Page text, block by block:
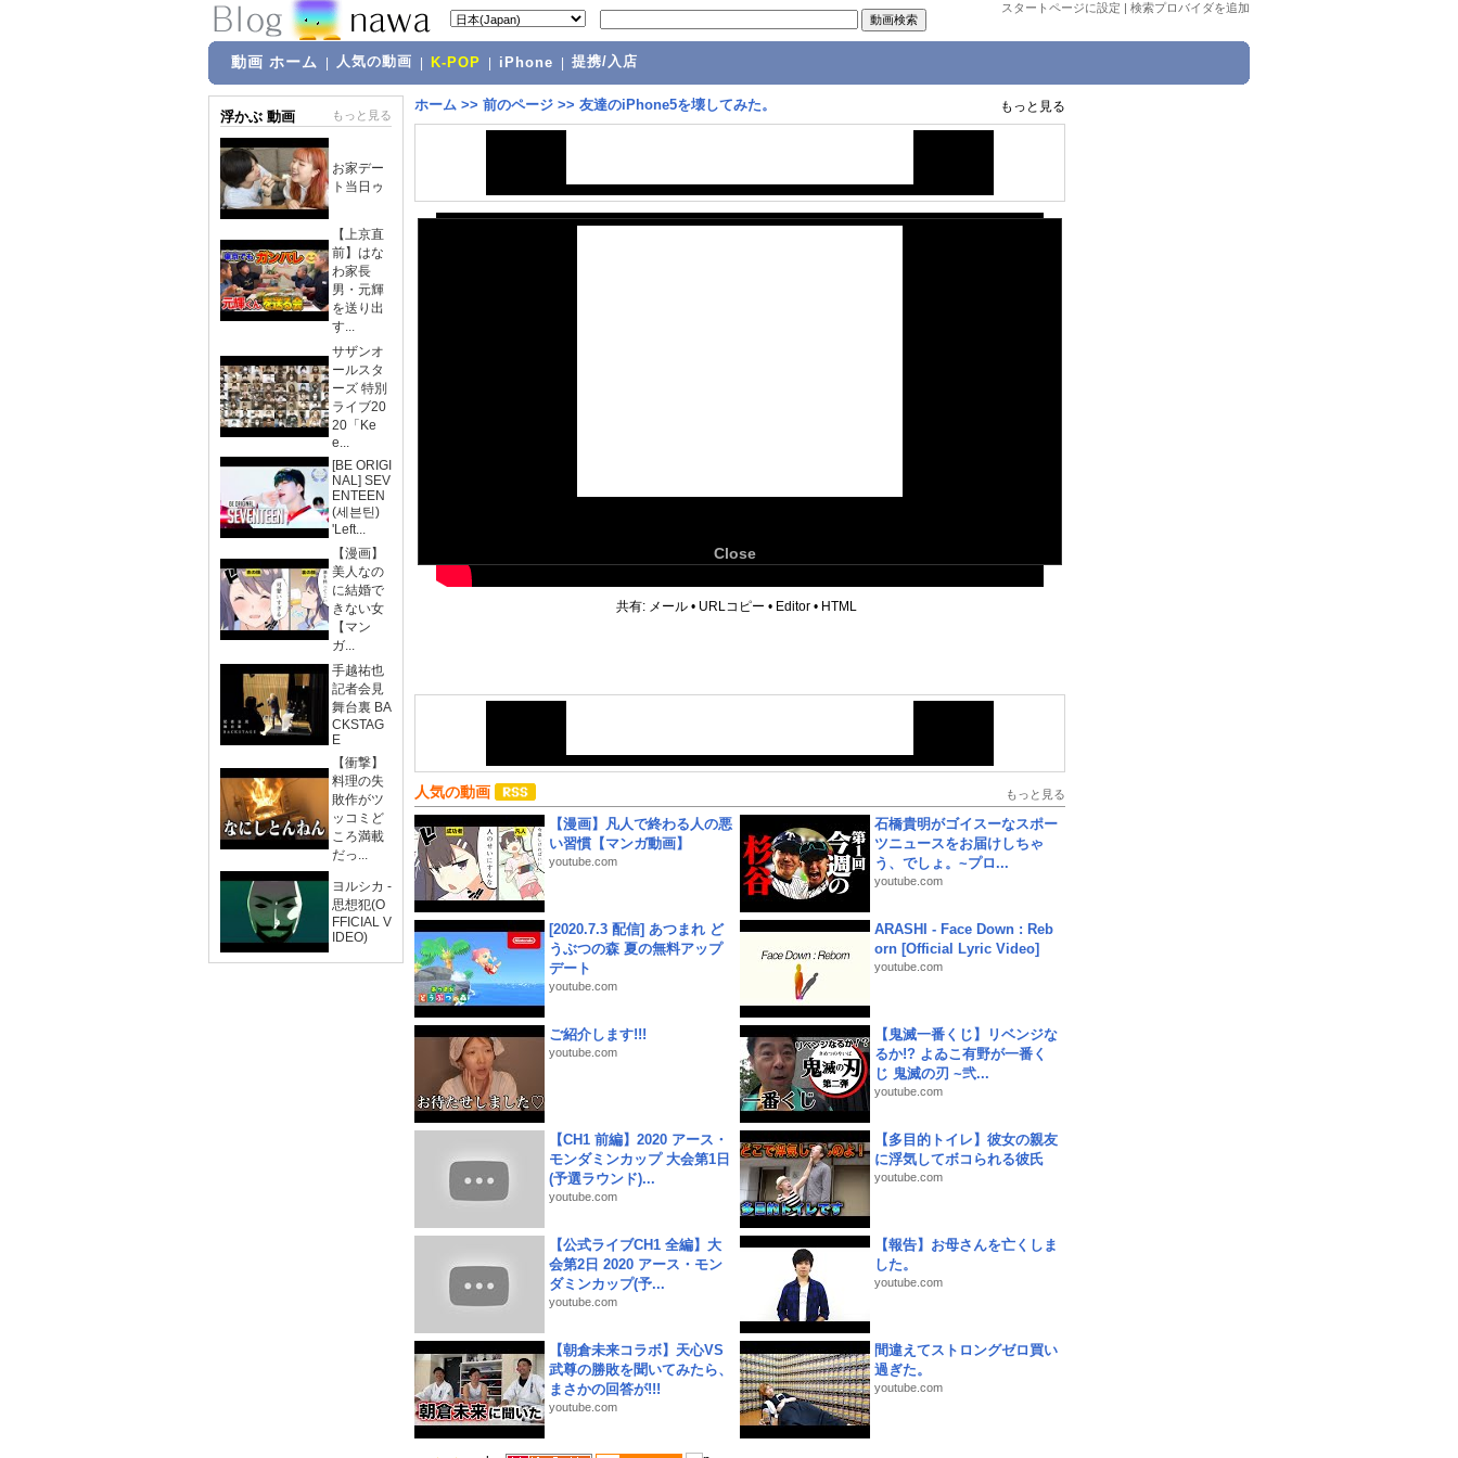
スタートページに設定 | 検索プロバイダを追加
動画 ホーム 人気の動画 K-POP iPhone 提携/入店
浮かぶ 動画 もっと見る
お家デー
ト当日ゥ
【上京直
前】はな
わ家長
男・元輝
を送り出
す...
サザンオ
ールスタ
ーズ 特別
ライブ20
20「Ke
e...
[BE ORIGI
NAL] SEV
ENTEEN
(세븐틴)
'Left...
【漫画】
美人なの
に結婚で
きない女
【マン
ガ...
手越祐也
記者会見
舞台裏 BA
CKSTAG
E
【衝撃】
料理の失
敗作がツ
ッコミど
ころ満載
だっ...
ヨルシカ -
思想犯(O
FFICIAL V
IDEO)
ホーム >> 前のページ >> 友達のiPhone5を壊してみた。 もっと見る
Close
共有: メール • URLコピー • Editor • HTML
人気の動画 もっと見る
【漫画】凡人で終わる人の悪
い習慣【マンガ動画】
youtube.com
石橋貴明がゴイスーなスポー
ツニュースをお届けしちゃ
う、でしょ。~プロ...
youtube.com
[2020.7.3 配信] あつまれ ど
うぶつの森 夏の無料アップ
デート
youtube.com
ARASHI - Face Down : Reb
orn [Official Lyric Video]
youtube.com
ご紹介します!!!
youtube.com
【鬼滅一番くじ】リベンジな
るか!? よゐこ有野が一番く
じ 鬼滅の刃 ~弐...
youtube.com
【CH1 前編】2020 アース・
モンダミンカップ 大会第1日
(予選ラウンド)...
youtube.com
【多目的トイレ】彼女の親友
に浮気してボコられる彼氏
youtube.com
【公式ライブCH1 全編】大
会第2日 2020 アース・モン
ダミンカップ(予...
youtube.com
【報告】お母さんを亡くしま
した。
youtube.com
【朝倉未来コラボ】天心VS
武尊の勝敗を聞いてみたら、
まさかの回答が!!!
youtube.com
間違えてストロングゼロ買い
過ぎた。
youtube.com